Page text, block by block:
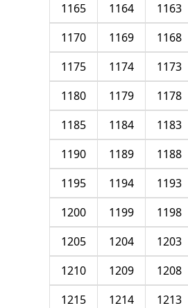
1163
1164
1165
1168
1169
1170
1173
1174
1175
1178
1179
1180
1183
1184
1185
1188
1189
1190
1193
1194
1195
1198
1199
1200
1203
1204
1205
1208
1209
1210
1213
1214
1215